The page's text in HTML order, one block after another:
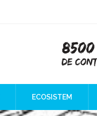
ECOSISTEM